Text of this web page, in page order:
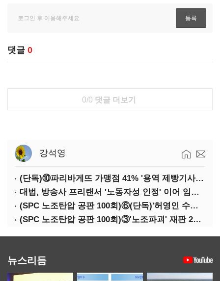
댓글 0
0/0 댓글 더보기
강석영
(단독)⑩파리바게뜨 가맹점 41% '용역 제빵기사 없어'…고용불안 속 브랜드가치도 '흔들'
대법, 방송사 프리랜서 '노동자성 인정' 이어 임금차별 '제동'
(SPC 노조탄압 공판 100회)⑥(단독)'허영인 수사기밀 유출' 임원, 출소하자 '억대 연봉' 고문으로
(SPC 노조탄압 공판 100회)③'노조파괴' 재판 2년 만의 증언…파리바게뜨 지회장 "허영인에 엄벌을"
뉴스리듬